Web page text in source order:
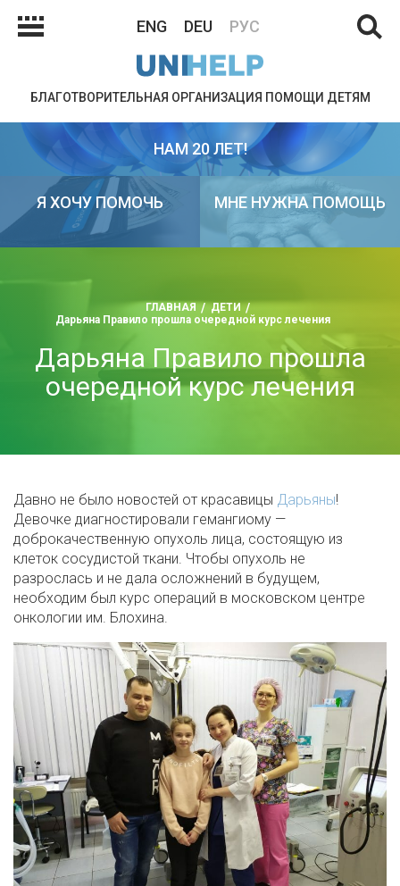
ENG DEU РУС
БЛАГОТВОРИТЕЛЬНАЯ ОРГАНИЗАЦИЯ ПОМОЩИ ДЕТЯМ
НАМ 20 ЛЕТ!
Я ХОЧУ ПОМОЧЬ МНЕ НУЖНА ПОМОЩЬ
ГЛАВНАЯ
ДЕТИ
Дарьяна Правило прошла очередной курс лечения
Дарьяна Правило прошла
очередной курс лечения
Давно не было новостей от красавицы Дарьяны!
Девочке диагностировали гемангиому —
доброкачественную опухоль лица, состоящую из
клеток сосудистой ткани. Чтобы опухоль не
разрослась и не дала осложнений в будущем,
необходим был курс операций в московском центре
онкологии им. Блохина.